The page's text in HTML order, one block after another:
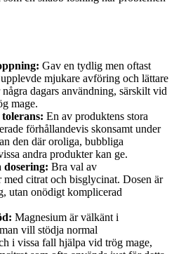
Gav en tydlig men oftast
mjukare avföring och lättare
dagars användning, särskilt vid
mage.
En av produktens stora
förhållandevis skonsamt under
den där oroliga, bubbliga
andra produkter kan ge.
dosering: Bra val av
med citrat och bisglycinat. Dosen är
utan onödigt komplicerad
Magnesium är välkänt i
vill stödja normal
i vissa fall hjälpa vid trög mage,